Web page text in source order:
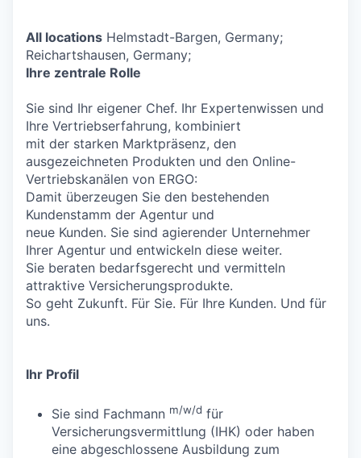
All locations Helmstadt-Bargen, Germany;
Reichartshausen, Germany;
Ihre zentrale Rolle
Sie sind Ihr eigener Chef. Ihr Expertenwissen und
Ihre Vertriebserfahrung, kombiniert
mit der starken Marktpräsenz, den
ausgezeichneten Produkten und den Online-
Vertriebskanälen von ERGO:
Damit überzeugen Sie den bestehenden
Kundenstamm der Agentur und
neue Kunden. Sie sind agierender Unternehmer
Ihrer Agentur und entwickeln diese weiter.
Sie beraten bedarfsgerecht und vermitteln
attraktive Versicherungsprodukte.
So geht Zukunft. Für Sie. Für Ihre Kunden. Und für
uns.
Ihr Profil
Sie sind Fachmann m/w/d für
Versicherungsvermittlung (IHK) oder haben
eine abgeschlossene Ausbildung zum